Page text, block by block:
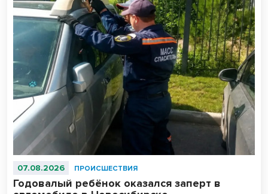
07.08.2026 ПРОИСШЕСТВИЯ
Годовалый ребёнок оказался заперт в